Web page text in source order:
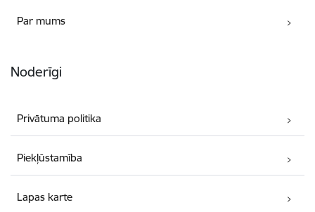
Par mums
Noderīgi
Privātuma politika
Piekļūstamība
Lapas karte